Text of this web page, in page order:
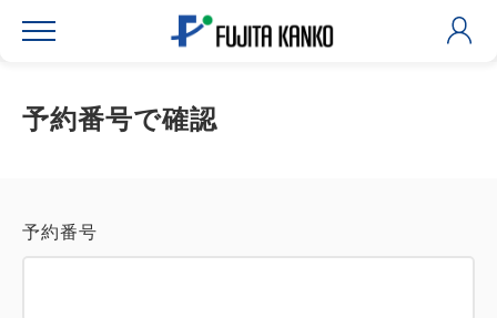
予約番号で確認
予約番号